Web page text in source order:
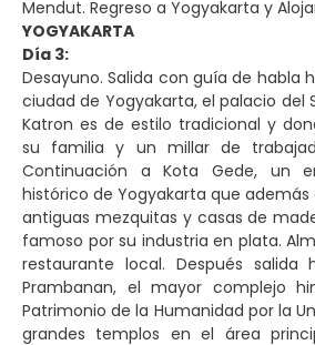
Mendut. Regreso a Yogyakarta y
YOGYAKARTA
Día 3:
Desayuno. Salida con guía de habla
ciudad de Yogyakarta, el palacio del
Katron es de estilo tradicional y
su familia y un millar de
Continuación a Kota Gede, un
histórico de Yogyakarta que
antiguas mezquitas y casas de
famoso por su industria en plata.
restaurante local. Después
Prambanan, el mayor complejo
Patrimonio de la Humanidad por la
grandes templos en el área